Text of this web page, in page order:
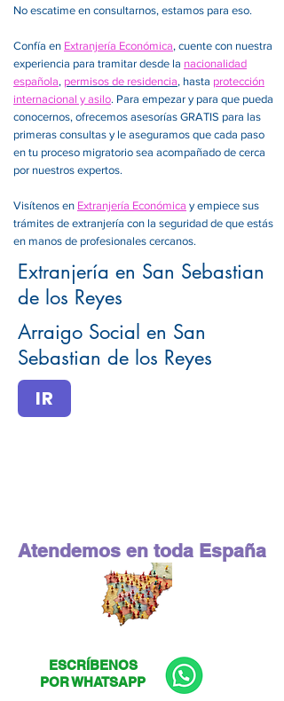
No escatime en consultarnos, estamos para eso.
Confía en Extranjería Económica, cuente con nuestra
experiencia para tramitar desde la nacionalidad
española, permisos de residencia, hasta protección
internacional y asilo. Para empezar y para que pueda
conocernos, ofrecemos asesorías GRATIS para las
primeras consultas y le aseguramos que cada paso
en tu proceso migratorio sea acompañado de cerca
por nuestros expertos.
Visítenos en Extranjería Económica y empiece sus
trámites de extranjería con la seguridad de que estás
en manos de profesionales cercanos.
Extranjería en San Sebastian
de los Reyes
Arraigo Social en San
Sebastian de los Reyes
IR
Atendemos en toda España
ESCRÍBENOS
POR WHATSAPP